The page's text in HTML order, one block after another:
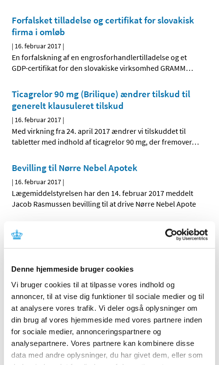
Denne hjemmeside bruger cookies
Vi bruger cookies til at tilpasse vores indhold og
annoncer, til at vise dig funktioner til sociale medier og til
at analysere vores trafik. Vi deler også oplysninger om
din brug af vores hjemmeside med vores partnere inden
for sociale medier, annonceringspartnere og
analysepartnere. Vores partnere kan kombinere disse
data med andre oplysninger, du har givet dem, eller som
Forfalsket tilladelse og certifikat for slovakisk
firma i omløb
| 16. februar 2017 |
En forfalskning af en engrosforhandlertilladelse og et
GDP-certifikat for den slovakiske virksomhed GRAMM…
Ticagrelor 90 mg (Brilique) ændrer tilskud til
generelt klausuleret tilskud
| 16. februar 2017 |
Med virkning fra 24. april 2017 ændrer vi tilskuddet til
tabletter med indhold af ticagrelor 90 mg, der fremover…
Bevilling til Nørre Nebel Apotek
| 16. februar 2017 |
Lægemiddelstyrelsen har den 14. februar 2017 meddelt
Jacob Rasmussen bevilling til at drive Nørre Nebel Apote
Ny Q&A til sponsorer af kliniske forsøg om
kontrakter med leverandører af elektroniske
|10. februar 2017|
på baggrund af erfaringer fra inspektioner af kliniske
Danmark går efter at få EMA til København
|8. februar 2017|
Regeringen har i dag meldt ud, at Danmark nu officielt
kandiderer til at få Det Europæiske…